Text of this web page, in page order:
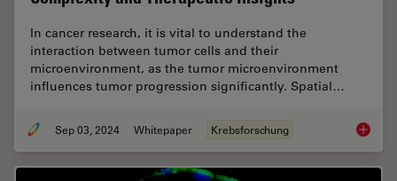
In cancer research, it is vital to understand the
interaction between tumor cells and their
microenvironment, as the tumor microenvironment
influences tumor progression significantly. Spatial…
Sep 03, 2024 Whitepaper Krebsforschung Spatial